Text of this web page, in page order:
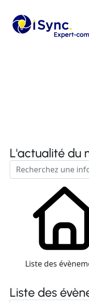
L'actualité du
Liste des
Liste des